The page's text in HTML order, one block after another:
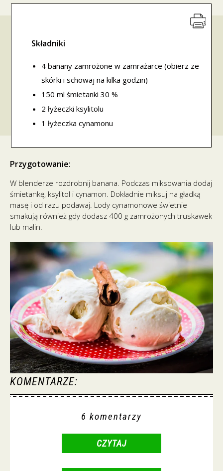
Składniki
4 banany zamrożone w zamrażarce (obierz ze
skórki i schowaj na kilka godzin)
150 ml śmietanki 30 %
2 łyżeczki ksylitolu
1 łyżeczka cynamonu
Przygotowanie:
W blenderze rozdrobnij banana. Podczas miksowania dodaj
śmietankę, ksylitol i cynamon. Dokładnie miksuj na gładką
masę i od razu podawaj. Lody cynamonowe świetnie
smakują również gdy dodasz 400 g zamrożonych truskawek
lub malin.
KOMENTARZE:
6 komentarzy
CZYTAJ